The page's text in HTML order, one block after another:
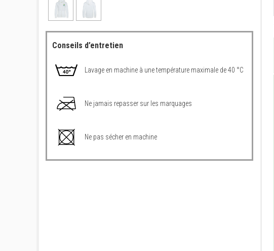
Conseils d’entretien
Lavage en machine à une température maximale de 40 °C
Ne jamais repasser sur les marquages
Ne pas sécher en machine